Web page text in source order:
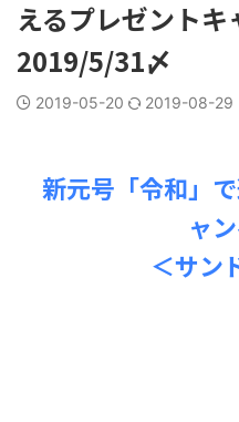
えるプレゼントキ
2019/5/31〆
2019-05-20 2019-08-29
新元号「令和」
ャ
＜サン